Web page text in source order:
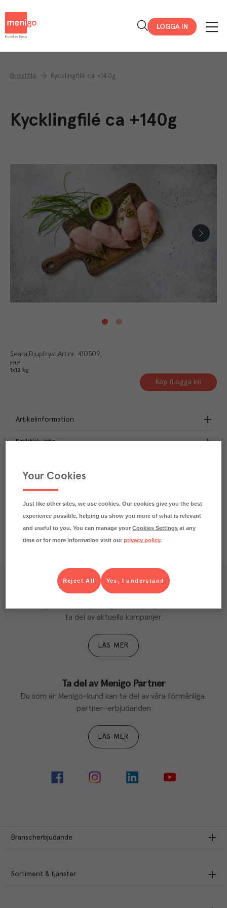
LOGGA IN
Bröstfilé Kycklingfilé ca +140g
Kycklingfilé ca +140g
Seara Djupfryst Art.nr. 410509
FRP
1x12 kg
Köp (Logga in)
Artikelinformation
Praktisk info
Våra kundtidningar
ta del av aktuella kampanjer.
LÄS MER
Ta del av Menigo Partner
Du som är Menigo-kund kan ta del av våra förmånliga
partner-erbjudanden
LÄS MER
Branscherbjudande
Sortiment & tjänster
Your Cookies
Just like other sites, we use cookies. Our cookies give you the best
experience possible, helping us show you more of what is relevant
and useful to you. You can manage yourCookies Settings at any
time or for more information visit ourprivacy policy.
Yes, I understand
Reject All